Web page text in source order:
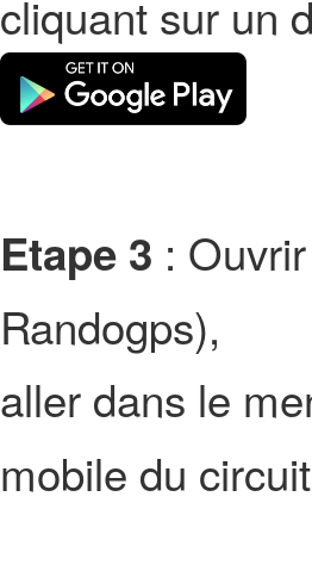
cliquant sur un
Etape 3 :
Randogps),
aller dans le
mobile du circuit